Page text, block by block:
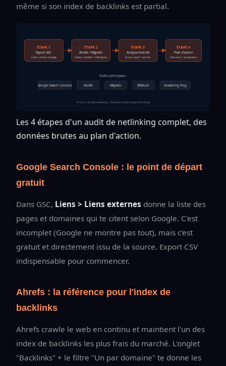
même si son index de backlinks est partial.
ÉTAPE 1
Export GSC
Liens connus Google
ÉTAPE 2
Ahrefs / Majestic
Index complet + métriques
ÉTAPE 3
Analyse toxicité
Score spam + ancres
ÉTAPE 4
Plan d'action
Désaveu + acquisition
Outils principaux :
Google Search Console Ahrefs Majestic SEMrush Screaming Frog
Process d'audit netlinking | Mathieu Saudel, Again Marketing
Les 4 étapes d'un audit de netlinking complet, des
données brutes au plan d'action.
Google Search Console : le point de départ
gratuit
Dans GSC, Liens > Liens externes donne la liste des
pages et domaines qui te citent selon Google. C'est
incomplet (Google ne montre pas tout), mais c'est
gratuit et directement issu de la source. Export CSV
indispensable pour commencer.
Ahrefs : la référence pour l'index de
backlinks
Ahrefs crawle le web en continu et maintient l'un des
index de backlinks les plus frais du marché. L'onglet
"Backlinks" + le filtre "Un par domaine" te donne les